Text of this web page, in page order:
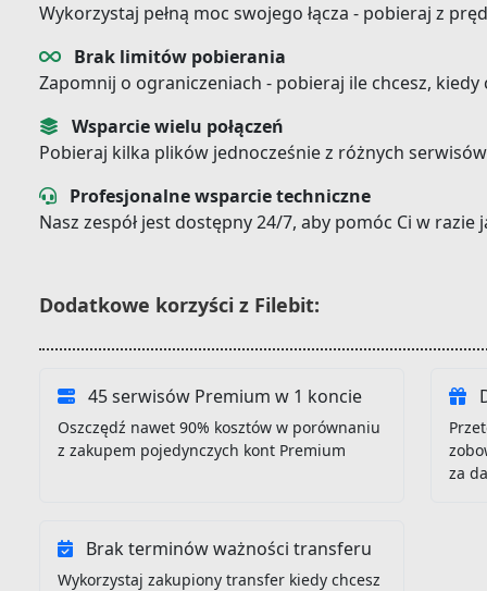
Wykorzystaj pełną moc swojego łącza - pobieraj z
Brak limitów pobierania
Zapomnij o ograniczeniach - pobieraj ile chcesz,
Wsparcie wielu połączeń
Pobieraj kilka plików jednocześnie z różnych
Profesjonalne wsparcie techniczne
Nasz zespół jest dostępny 24/7, aby pomóc Ci w
Dodatkowe korzyści z Filebit:
45 serwisów Premium w 1 koncie
Oszczędź nawet 90% kosztów w porównaniu
z zakupem pojedynczych kont Premium
za
Brak terminów ważności transferu
Wykorzystaj zakupiony transfer kiedy chcesz